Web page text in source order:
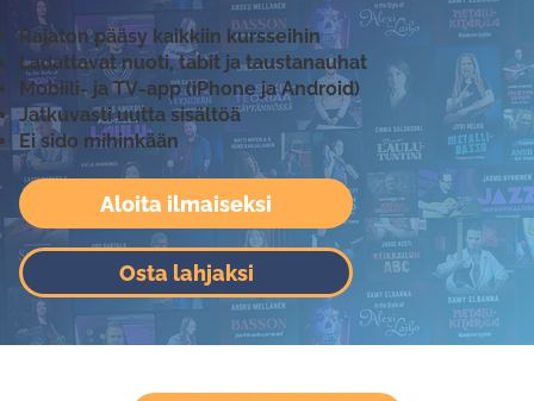
Aloita ilmaiseksi
Osta lahjaksi
Rajaton pääsy kaikkiin kursseihin
Ladattavat nuoti, tabit ja taustanauhat
Mobiili- ja TV-app (iPhone ja Android)
Jatkuvasti uutta sisältöä
Ei sido mihinkään